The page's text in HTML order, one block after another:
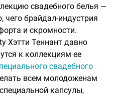
свадебного белья —
чего брайдал-индустрия
и скромности.
Хэтти Теннант давно
к коллекциям ее
свадебного
всем молодоженам
капсулы,